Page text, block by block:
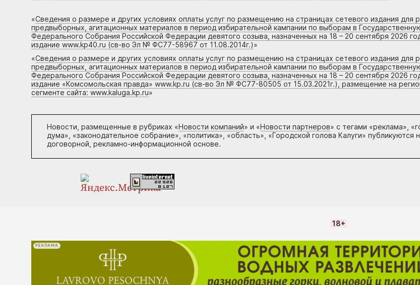
«Сведения о размере и других условиях оплаты услуг по размещению на страницах сетевого издания для
предвыборных, агитационных материалов в период избирательной кампании по выборам в
Федерального Собрания Российской Федерации девятого созыва, назначенных на 18 – 20 сентября 2026
издание www.kp40.ru (св-во Эл № ФС77-58967 от 11.08.2014г.)»
«Сведения о размере и других условиях оплаты услуг по размещению на страницах сетевого издания для
предвыборных, агитационных материалов в период избирательной кампании по выборам в
Федерального Собрания Российской Федерации девятого созыва, назначенных на 18 – 20 сентября 2026
издание «Комсомольская правда» www.kp.ru (св-во Эл № ФС77-80505 от 15.03.2021г.), размещение на
сегменте сайта: www.kaluga.kp.ru»
Новости, размещенные в рубриках «Новости компаний» и «Новости партнеров» с тегами «реклама»,
дума», «законодательное собрание», «политика», «область», «Городской голова Калуги» публикуются
договорной, рекламно-информационной основе.
18+
РЕКЛАМА